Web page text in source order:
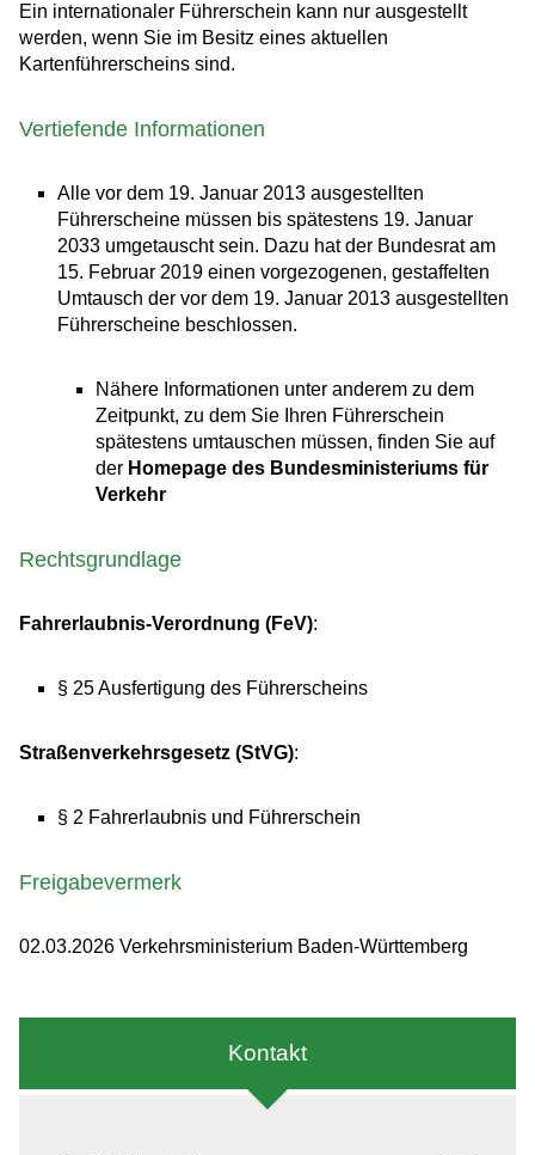
Ein internationaler Führerschein kann nur ausgestellt
werden, wenn Sie im Besitz eines aktuellen
Kartenführerscheins sind.
Vertiefende Informationen
Alle vor dem 19. Januar 2013 ausgestellten
Führerscheine müssen bis spätestens 19. Januar
2033 umgetauscht sein. Dazu hat der Bundesrat am
15. Februar 2019 einen vorgezogenen, gestaffelten
Umtausch der vor dem 19. Januar 2013 ausgestellten
Führerscheine beschlossen.
Nähere Informationen unter anderem zu dem
Zeitpunkt, zu dem Sie Ihren Führerschein
spätestens umtauschen müssen, finden Sie auf
der Homepage des Bundesministeriums für
Verkehr
Rechtsgrundlage
Fahrerlaubnis-Verordnung (FeV):
§ 25 Ausfertigung des Führerscheins
Straßenverkehrsgesetz (StVG):
§ 2 Fahrerlaubnis und Führerschein
Freigabevermerk
02.03.2026 Verkehrsministerium Baden-Württemberg
Kontakt